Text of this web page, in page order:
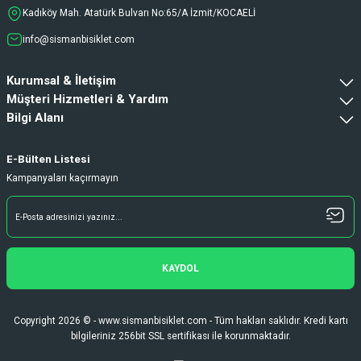
Ve sorunsuzdu.
sorunsuz elime ulaştı ürünler kaliteli
duruyor koltuk zaten full konfor
Gökhan Türkekul | 22/06/2026
Her şey kusursuzdu çok memnun kaldım
alışveriş yapacağım
Deneyimini Paylaş Diğer yorumları göster
Kadıköy Mah. Atatürk Bulvarı No:65/A İzmit/KOCAELİ
info@sismanbisiklet.com
Kurumsal & İletişim
Müşteri Hizmetleri & Yardım
Bilgi Alanı
E-Bülten Listesi
Kampanyaları kaçırmayın
KAYDOL
Copyright 2026 © - www.sismanbisiklet.com - Tüm hakları saklıdır. Kredi kartı
bilgileriniz 256bit SSL sertifikası ile korunmaktadır.